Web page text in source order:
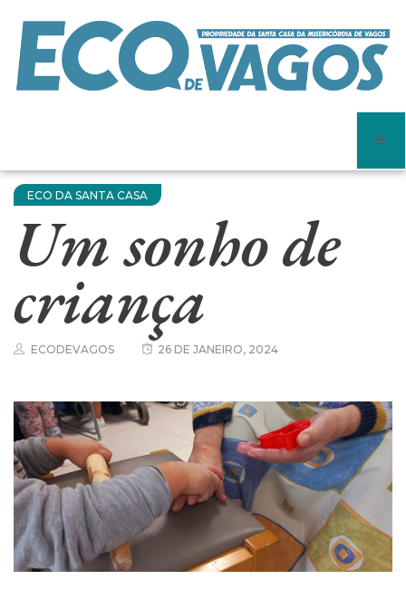
ECO DA SANTA CASA
Um sonho de
criança
ECODEVAGOS 26 DE JANEIRO, 2024